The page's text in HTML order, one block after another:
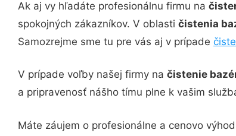
Ak aj vy hľadáte profesionálnu firmu na
spokojných zákazníkov. V oblasti čistenia
Samozrejme sme tu pre vás aj v prípade
V prípade voľby našej firmy na čistenie
a pripravenosť nášho tímu plne k vašim
Máte záujem o profesionálne a cenovo